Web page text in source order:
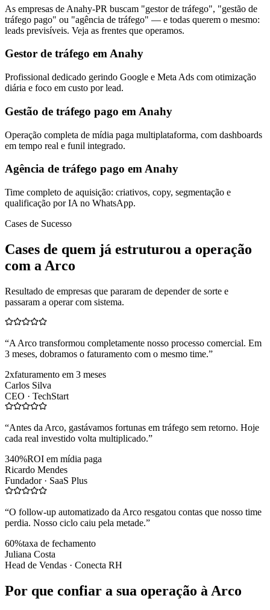
As empresas de Anahy-PR buscam "gestor de tráfego", "gestão de
tráfego pago" ou "agência de tráfego" — e todas querem o mesmo:
leads previsíveis. Veja as frentes que operamos.
Gestor de tráfego em Anahy
Profissional dedicado gerindo Google e Meta Ads com otimização
diária e foco em custo por lead.
Gestão de tráfego pago em Anahy
Operação completa de mídia paga multiplataforma, com dashboards
em tempo real e funil integrado.
Agência de tráfego pago em Anahy
Time completo de aquisição: criativos, copy, segmentação e
qualificação por IA no WhatsApp.
Cases de Sucesso
Cases de quem já estruturou a operação
com a Arco
Resultado de empresas que pararam de depender de sorte e
passaram a operar com sistema.
“A Arco transformou completamente nosso processo comercial. Em
3 meses, dobramos o faturamento com o mesmo time.”
2xfaturamento em 3 meses
Carlos Silva
CEO · TechStart
“Antes da Arco, gastávamos fortunas em tráfego sem retorno. Hoje
cada real investido volta multiplicado.”
340%ROI em mídia paga
Ricardo Mendes
Fundador · SaaS Plus
“O follow-up automatizado da Arco resgatou contas que nosso time
perdia. Nosso ciclo caiu pela metade.”
60%taxa de fechamento
Juliana Costa
Head de Vendas · Conecta RH
Por que confiar a sua operação à Arco